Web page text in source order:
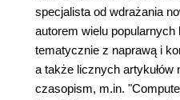
specjalista od wdrażania
autorem wielu
tematycznie z naprawą i
a także licznych artykułów
czasopism, m.in.